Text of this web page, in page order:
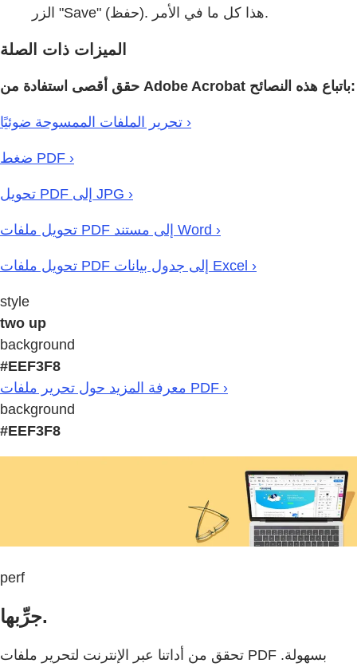
الزر "Save" (حفظ). هذا كل ما في الأمر.
الميزات ذات الصلة
حقق أقصى استفادة من Adobe Acrobat باتباع هذه النصائح:
تحرير الملفات الممسوحة ضوئيًا ›
ضغط PDF ›
تحويل PDF إلى JPG ›
تحويل ملفات PDF إلى مستند Word ›
تحويل ملفات PDF إلى جدول بيانات Excel ›
style
two up
background
#EEF3F8
معرفة المزيد حول تحرير ملفات PDF ›
background
#EEF3F8
perf
جرِّبها.
تحقق من أداتنا عبر الإنترنت لتحرير ملفات PDF بسهولة.